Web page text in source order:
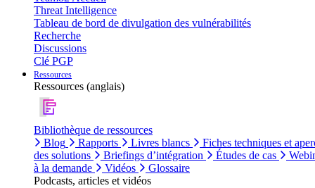
Threat Intelligence
Tableau de bord de divulgation des vulnérabilités
Recherche
Discussions
Clé PGP
Ressources
Ressources (anglais)
Bibliothèque de ressources
Blog
Rapports Livres blancs
Fiches techniques et
des solutions
Briefings d’intégration Études de cas
à la demande
Vidéos
Glossaire
Podcasts, articles et vidéos